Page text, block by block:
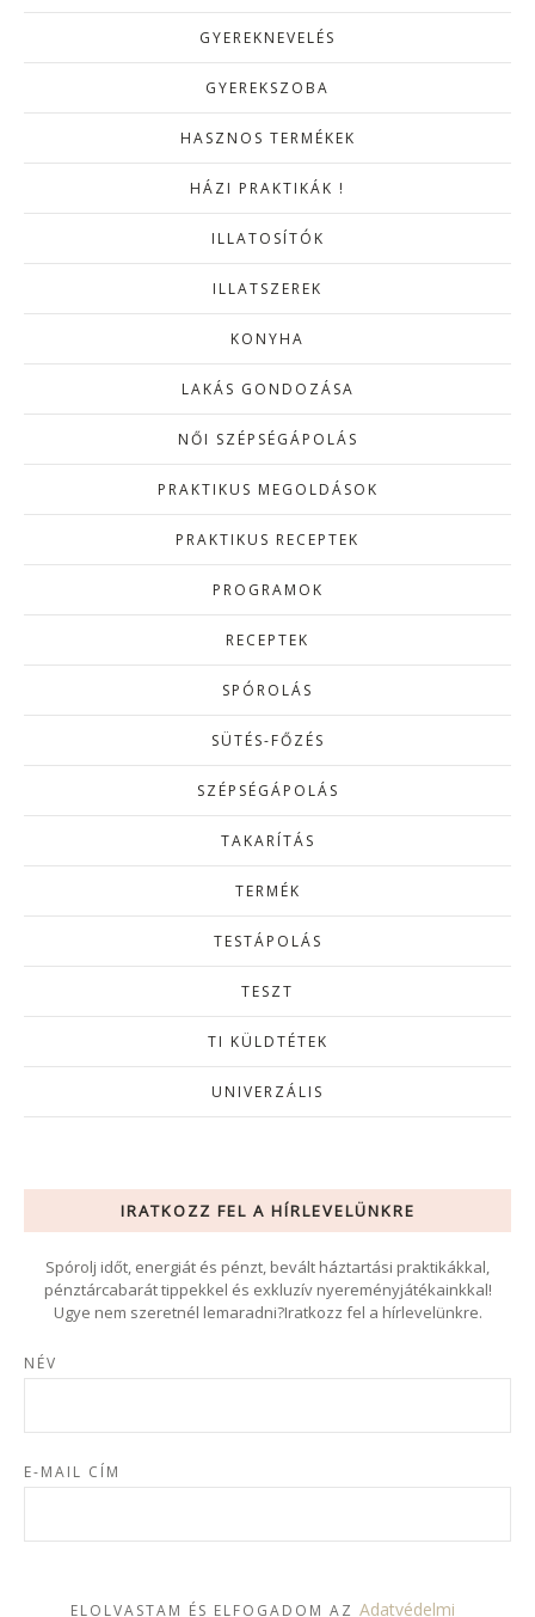
GYEREKNEVELÉS
GYEREKSZOBA
HASZNOS TERMÉKEK
HÁZI PRAKTIKÁK !
ILLATOSÍTÓK
ILLATSZEREK
KONYHA
LAKÁS GONDOZÁSA
NŐI SZÉPSÉGÁPOLÁS
PRAKTIKUS MEGOLDÁSOK
PRAKTIKUS RECEPTEK
PROGRAMOK
RECEPTEK
SPÓROLÁS
SÜTÉS-FŐZÉS
SZÉPSÉGÁPOLÁS
TAKARÍTÁS
TERMÉK
TESTÁPOLÁS
TESZT
TI KÜLDTÉTEK
UNIVERZÁLIS
IRATKOZZ FEL A HÍRLEVELÜNKRE
Spórolj időt, energiát és pénzt, bevált háztartási praktikákkal,
pénztárcabarát tippekkel és exkluzív nyereményjátékainkkal!
Ugye nem szeretnél lemaradni?Iratkozz fel a hírlevelünkre.
NÉV
E-MAIL CÍM
ELOLVASTAM ÉS ELFOGADOM AZ Adatvédelmi